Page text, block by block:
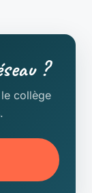
?
collège